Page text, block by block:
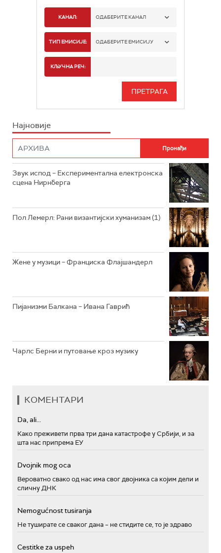
КАНАЛ: ОДАБЕРИТЕ КАНАЛ
РАДИО БЕОГРАД 1
РАДИО БЕОГРАД 3
РАДИО РОКЕНРОЛЕР
РАДИО ЏЕЗЕР
ТИП ЕМИСИЈЕ: ОДАБЕРИТЕ ЕМИСИЈУ
ИНФО
КЉУЧНА РЕЧ:
Најновије
Звук испод – Експериментална електронска
сцена Нирнберга
Пол Лемерл: Рани византијски хуманизам (1)
Жене у музици – Франциска Флајшандерл
Пијанизми Балкана – Ивана Гаврић
Чарлс Берни и путовање кроз музику
КОМЕНТАРИ
Da, ali...
Како преживети прва три дана катастрофе у Србији, и за
шта нас припрема ЕУ
Dvojnik mog oca
Вероватно свако од нас има свог двојника са којим дели и
сличну ДНК
Nemogućnost tusiranja
Не туширате се сваког дана – не стидите се, то је здраво
Cestitke za uspeh